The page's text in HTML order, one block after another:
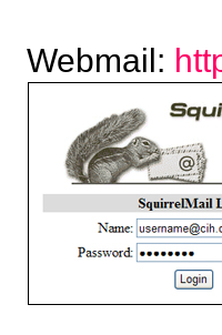
Master of Urban
Webmail: